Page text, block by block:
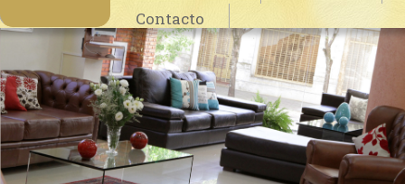
Contacto